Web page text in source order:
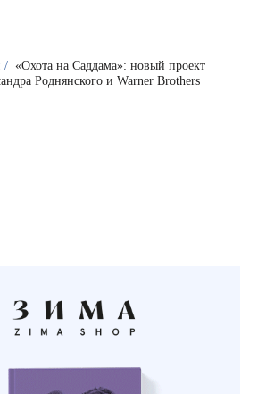
/ «Охота на Саддама»: новый проект
Роднянского и Warner Brothers